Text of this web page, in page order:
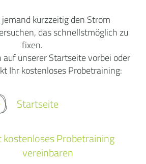
kurzzeitig den Strom
das schnellstmöglich zu
fixen.
auf unserer Startseite vorbei oder
Ihr kostenloses Probetraining:
Startseite
kostenloses Probetraining
vereinbaren